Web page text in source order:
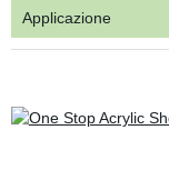
Applicazione